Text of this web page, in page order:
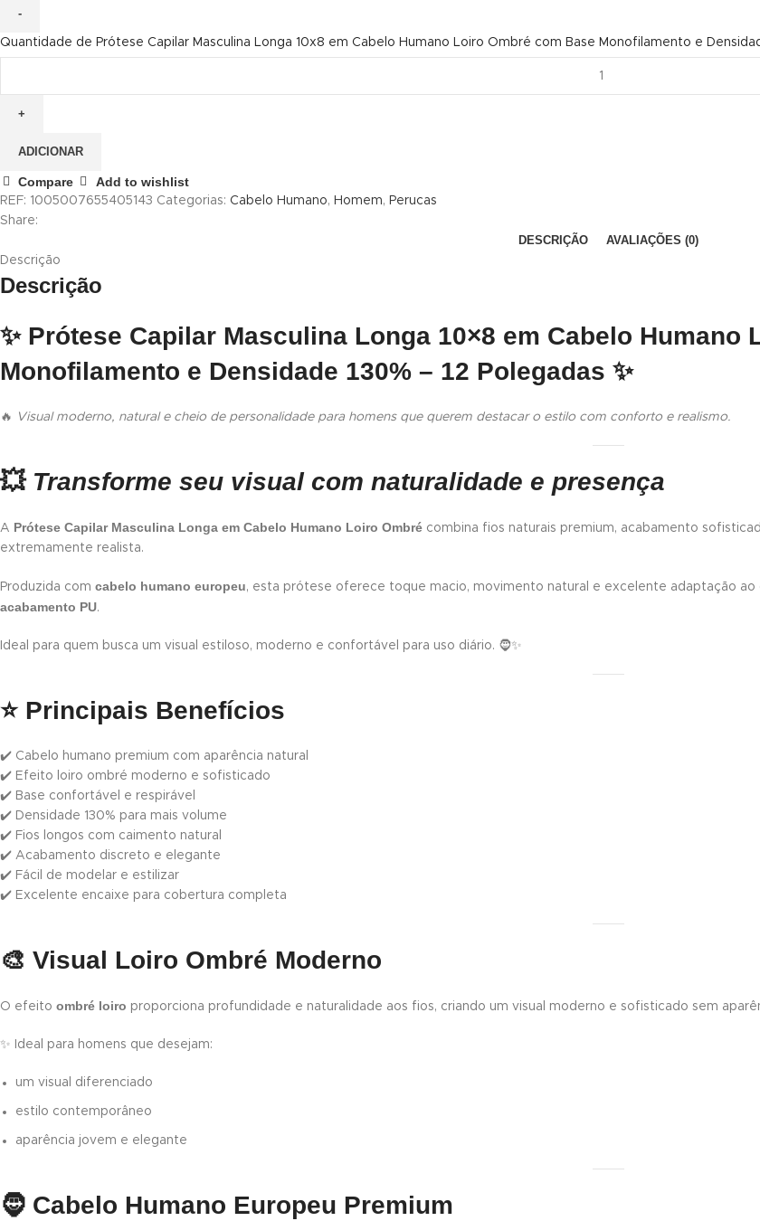
Quantidade de Prótese Capilar Masculina Longa 10x8 em Cabelo Humano Loiro Ombré com Base Monofilamento e
ADICIONAR
Compare Add to wishlist
REF: 1005007655405143 Categorias: Cabelo Humano, Homem, Perucas
Share:
DESCRIÇÃO AVALIAÇÕES (0)
Descrição
Descrição
✨ Prótese Capilar Masculina Longa 10×8 em Cabelo Humano
Monofilamento e Densidade 130% – 12 Polegadas ✨
🔥 Visual moderno, natural e cheio de personalidade para homens que querem destacar o estilo com conforto e realismo.
💥 Transforme seu visual com naturalidade e presença
A Prótese Capilar Masculina Longa em Cabelo Humano Loiro Ombré combina fios naturais premium, acabamento
extremamente realista.
Produzida com cabelo humano europeu, esta prótese oferece toque macio, movimento natural e excelente adaptação ao
acabamento PU.
Ideal para quem busca um visual estiloso, moderno e confortável para uso diário. 🧔✨
⭐ Principais Benefícios
✔️ Cabelo humano premium com aparência natural
✔️ Efeito loiro ombré moderno e sofisticado
✔️ Base confortável e respirável
✔️ Densidade 130% para mais volume
✔️ Fios longos com caimento natural
✔️ Acabamento discreto e elegante
✔️ Fácil de modelar e estilizar
✔️ Excelente encaixe para cobertura completa
🎨 Visual Loiro Ombré Moderno
O efeito ombré loiro proporciona profundidade e naturalidade aos fios, criando um visual moderno e sofisticado sem
✨ Ideal para homens que desejam:
um visual diferenciado
estilo contemporâneo
aparência jovem e elegante
🧔 Cabelo Humano Europeu Premium